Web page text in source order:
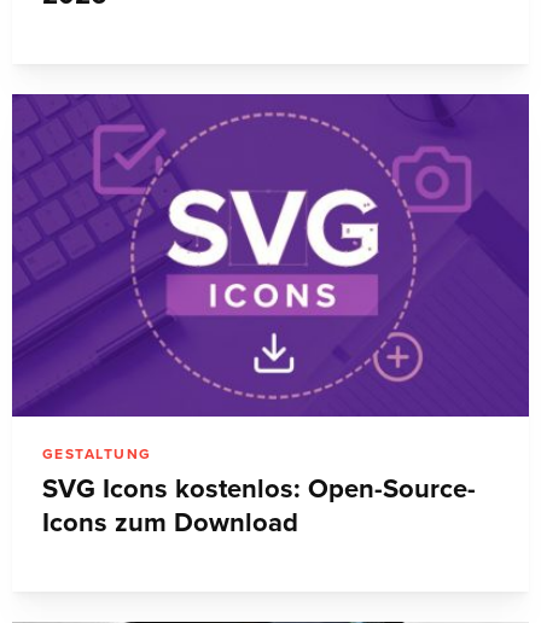
GESTALTUNG
SVG Icons kostenlos: Open-Source-
Icons zum Download